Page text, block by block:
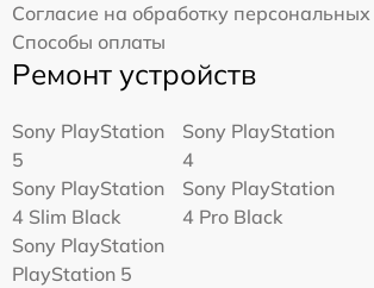
Согласие на обработку
Способы оплаты
Ремонт устройств
Sony PlayStation
5
Sony PlayStation
4
Sony PlayStation
4 Slim Black
Sony PlayStation
4 Pro Black
Sony PlayStation
PlayStation 5